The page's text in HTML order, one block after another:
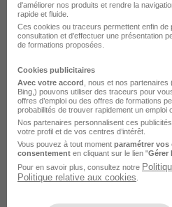
d'améliorer nos produits et rendre la
rapide et fluide.
Ces cookies ou traceurs permettent enfin de
consultation et d'effectuer une présentation
de formations proposées.
Cookies publicitaires
Avec votre accord , nous et nos partenaires
Bing,) pouvons utiliser des traceurs pour
offres d’emploi ou des offres de formations
probabilités de trouver rapidement un emploi
Nos partenaires personnalisent ces
votre profil et de vos centres d’intérêt.
Vous pouvez à tout moment paramétrer vos
consentement en cliquant sur le lien "Gérer
Pour en savoir plus, consultez notre
Politique relative aux cookies